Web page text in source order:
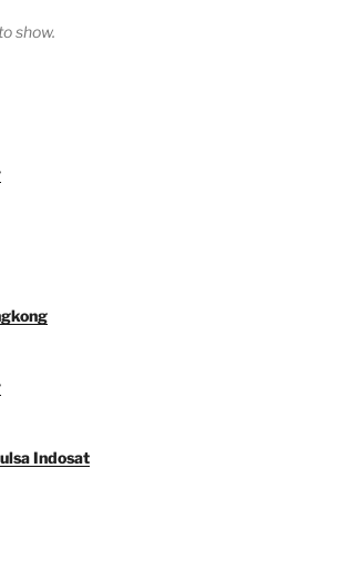
show.
Indosat